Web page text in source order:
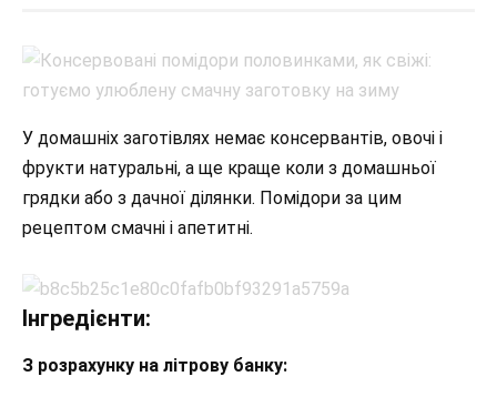
У домашніх заготівлях немає консервантів, овочі і
фрукти натуральні, а ще краще коли з домашньої
грядки або з дачної ділянки. Помідори за цим
рецептом смачні і апетитні.
Інгредієнти:
З розрахунку на літрову банку: